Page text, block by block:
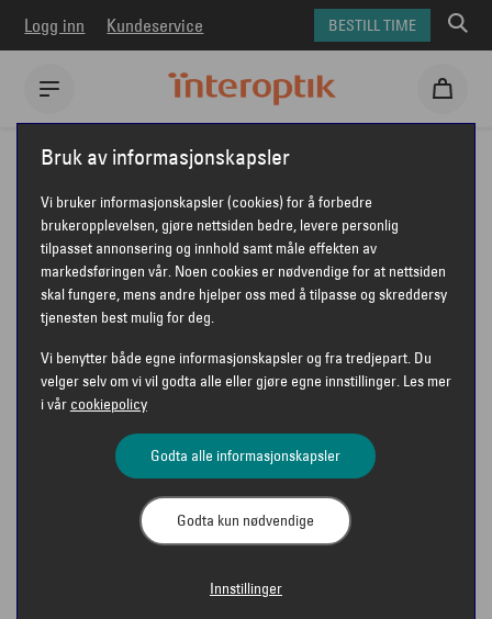
Logg inn Kundeservice BESTILL TIME
Interoptik
INTEROPTIK H. A.
MORTENSEN
Interoptik H. A. Mortensen
Brugt. 14B
Bruk av informasjonskapsler
Vi bruker informasjonskapsler (cookies) for å forbedre
brukeropplevelsen, gjøre nettsiden bedre, levere personlig
tilpasset annonsering og innhold samt måle effekten av
markedsføringen vår. Noen cookies er nødvendige for at nettsiden
skal fungere, mens andre hjelper oss med å tilpasse og skreddersy
tjenesten best mulig for deg.
Vi benytter både egne informasjonskapsler og fra tredjepart. Du
velger selv om vi vil godta alle eller gjøre egne innstillinger. Les mer
i vår cookiepolicy
Godta alle informasjonskapsler
Godta kun nødvendige
Innstillinger